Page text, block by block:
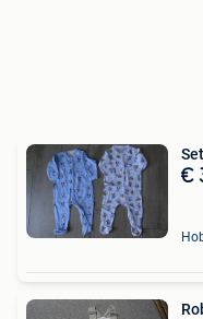
€